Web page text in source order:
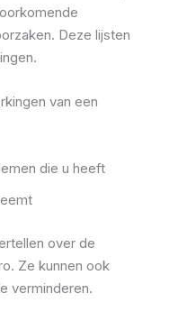
Deze lijsten
van een
die u heeft
over de
Ze kunnen ook
verminderen.